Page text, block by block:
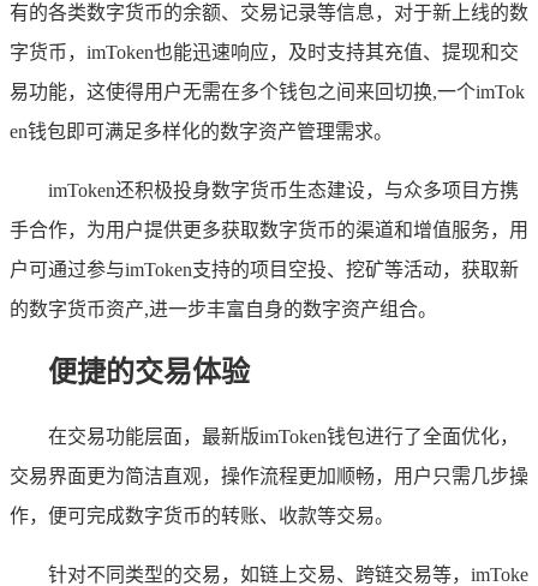
有的各类数字货币的余额、交易记录等信息，对于新上线的数
字货币，imToken也能迅速响应，及时支持其充值、提现和交
易功能，这使得用户无需在多个钱包之间来回切换,一个imTok
en钱包即可满足多样化的数字资产管理需求。
imToken还积极投身数字货币生态建设，与众多项目方携
手合作，为用户提供更多获取数字货币的渠道和增值服务，用
户可通过参与imToken支持的项目空投、挖矿等活动，获取新
的数字货币资产,进一步丰富自身的数字资产组合。
便捷的交易体验
在交易功能层面，最新版imToken钱包进行了全面优化，
交易界面更为简洁直观，操作流程更加顺畅，用户只需几步操
作，便可完成数字货币的转账、收款等交易。
针对不同类型的交易，如链上交易、跨链交易等，imToke